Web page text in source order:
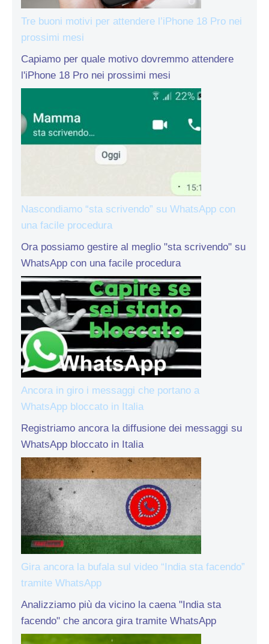
Tre buoni motivi per attendere l’iPhone 18 Pro nei
prossimi mesi
Capiamo per quale motivo dovremmo attendere
l'iPhone 18 Pro nei prossimi mesi
Nascondiamo “sta scrivendo” su WhatsApp con
una facile procedura
Ora possiamo gestire al meglio "sta scrivendo" su
WhatsApp con una facile procedura
Ancora in giro i messaggi che portano a
WhatsApp bloccato in Italia
Registriamo ancora la diffusione dei messaggi su
WhatsApp bloccato in Italia
Gira ancora la bufala sul video “India sta facendo”
tramite WhatsApp
Analizziamo più da vicino la caena "India sta
facendo" che ancora gira tramite WhatsApp